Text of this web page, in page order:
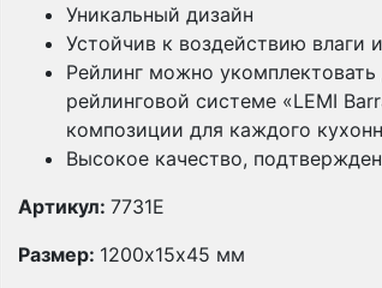
Уникальный дизайн
Устойчив к воздействию влаги
Рейлинг можно
рейлинговой системе «LEMI
композиции для каждого
Высокое качество,
Артикул: 7731Е
Размер: 1200х15х45 мм